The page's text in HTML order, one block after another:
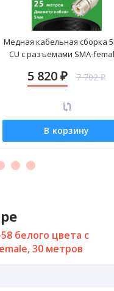
Медная кабельная сборка
CU с разъемами SMA-
5 820₽ 7 702₽
В корзину
белого цвета с
30 метров